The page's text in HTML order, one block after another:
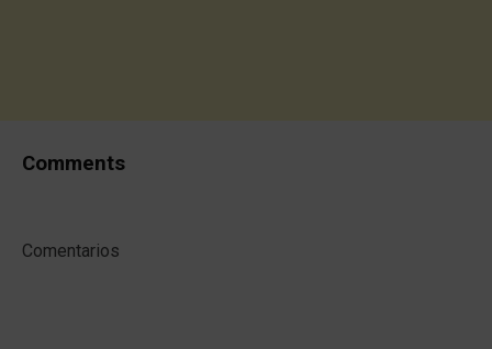
Comments
Comentarios